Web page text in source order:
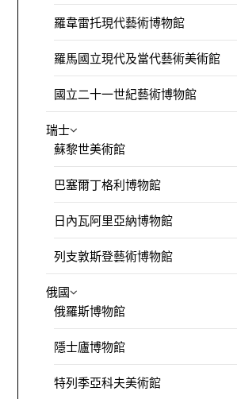
羅韋雷托現代藝術博物館
羅馬國立現代及當代藝術美術館
國立二十一世紀藝術博物館
瑞士
蘇黎世美術館
巴塞爾丁格利博物館
日內瓦阿里亞納博物館
列支敦斯登藝術博物館
俄國
俄羅斯博物館
隱士廬博物館
特列季亞科夫美術館